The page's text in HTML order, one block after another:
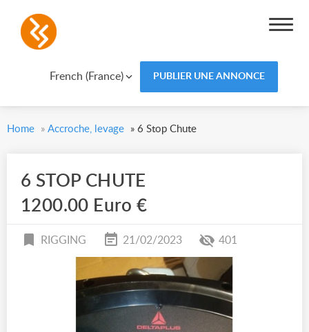
French (France) PUBLIER UNE ANNONCE
Home » Accroche, levage » 6 Stop Chute
6 STOP CHUTE
1200.00 Euro €
RIGGING 21/02/2023 401